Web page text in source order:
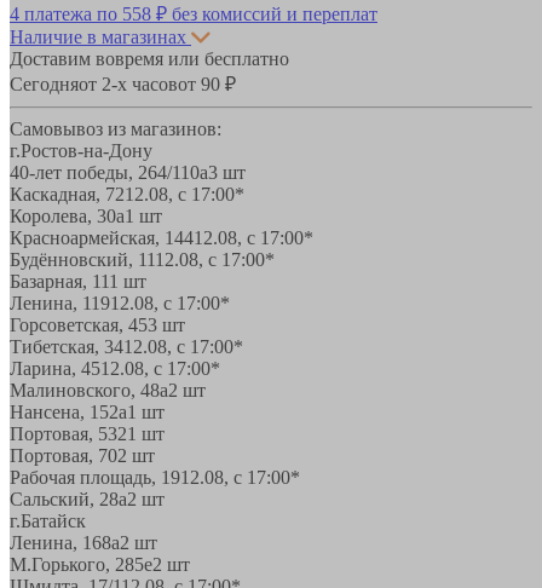
4 платежа по 558 ₽ без комиссий и переплат
Наличие в магазинах
Доставим вовремя или бесплатно
Сегодняот 2-х часовот 90 ₽
Самовывоз из магазинов:
г.Ростов-на-Дону
40-лет победы, 264/110а3 шт
Каскадная, 7212.08, с 17:00*
Королева, 30а1 шт
Красноармейская, 14412.08, с 17:00*
Будённовский, 1112.08, с 17:00*
Базарная, 111 шт
Ленина, 11912.08, с 17:00*
Горсоветская, 453 шт
Тибетская, 3412.08, с 17:00*
Ларина, 4512.08, с 17:00*
Малиновского, 48а2 шт
Нансена, 152а1 шт
Портовая, 5321 шт
Портовая, 702 шт
Рабочая площадь, 1912.08, с 17:00*
Сальский, 28a2 шт
г.Батайск
Ленина, 168а2 шт
М.Горького, 285е2 шт